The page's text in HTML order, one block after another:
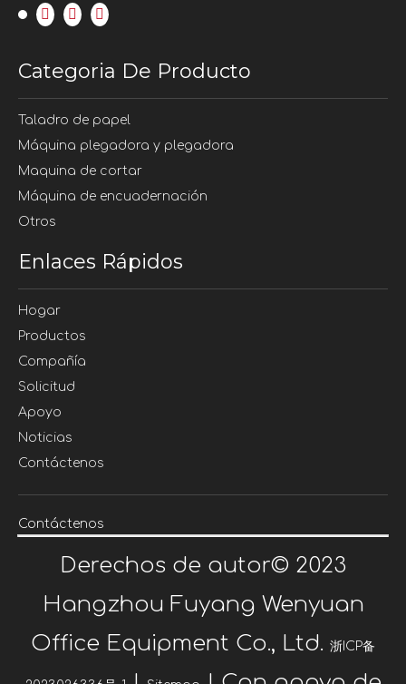
Categoria De Producto
Taladro de papel
Máquina plegadora y plegadora
Maquina de cortar
Máquina de encuadernación
Otros
Enlaces Rápidos
Hogar
Productos
Compañía
Solicitud
Apoyo
Noticias
Contáctenos
Contáctenos
Derechos de autor© 2023
Hangzhou Fuyang Wenyuan
Office Equipment Co., Ltd. 浙ICP备